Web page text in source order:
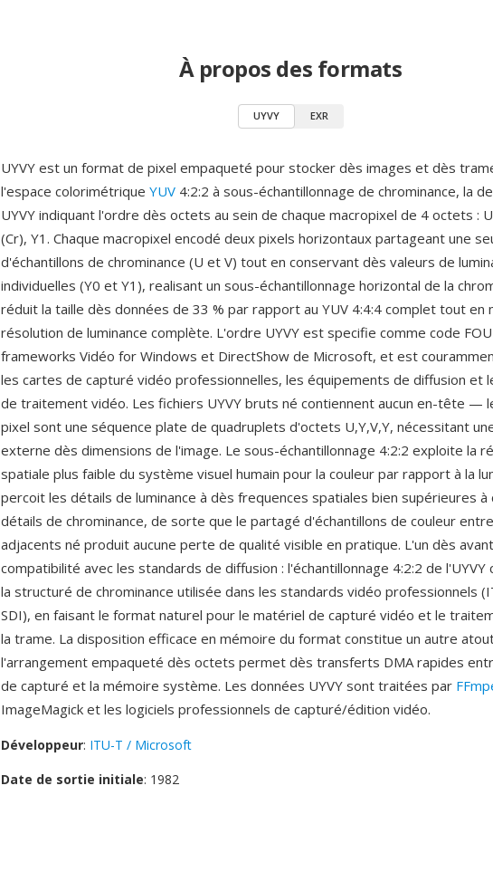
À propos des formats
UYVY EXR
UYVY est un format de pixel empaqueté pour stocker dès images et dès
l'espace colorimétrique YUV 4:2:2 à sous-échantillonnage de chrominance, la
UYVY indiquant l'ordre dès octets au sein de chaque macropixel de 4 octets :
(Cr), Y1. Chaque macropixel encodé deux pixels horizontaux partageant une
d'échantillons de chrominance (U et V) tout en conservant dès valeurs de
individuelles (Y0 et Y1), realisant un sous-échantillonnage horizontal de la
réduit la taille dès données de 33 % par rapport au YUV 4:4:4 complet tout en
résolution de luminance complète. L'ordre UYVY est specifie comme code
frameworks Vidéo for Windows et DirectShow de Microsoft, et est
les cartes de capturé vidéo professionnelles, les équipements de diffusion et
de traitement vidéo. Les fichiers UYVY bruts né contiennent aucun en-tête —
pixel sont une séquence plate de quadruplets d'octets U,Y,V,Y, nécessitant
externe dès dimensions de l'image. Le sous-échantillonnage 4:2:2 exploite la
spatiale plus faible du système visuel humain pour la couleur par rapport à la
percoit les détails de luminance à dès frequences spatiales bien supérieures à
détails de chrominance, de sorte que le partagé d'échantillons de couleur
adjacents né produit aucune perte de qualité visible en pratique. L'un dès
compatibilité avec les standards de diffusion : l'échantillonnage 4:2:2 de l'UYVY
la structuré de chrominance utilisée dans les standards vidéo professionnels
SDI), en faisant le format naturel pour le matériel de capturé vidéo et le
la trame. La disposition efficace en mémoire du format constitue un autre
l'arrangement empaqueté dès octets permet dès transferts DMA rapides
de capturé et la mémoire système. Les données UYVY sont traitées par
ImageMagick et les logiciels professionnels de capturé/édition vidéo.
Développeur: ITU-T / Microsoft
Date de sortie initiale: 1982